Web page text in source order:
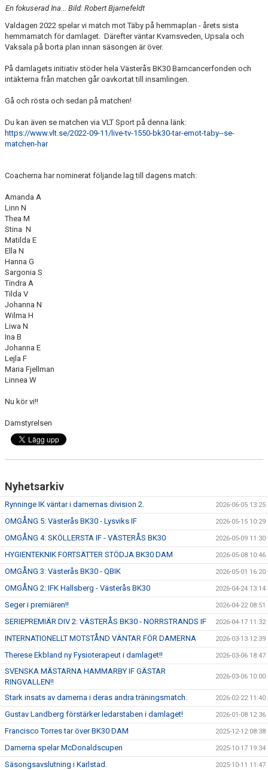
En fokuserad Ina... Bild: Robert Bjarnefeldt
Valdagen 2022 spelar vi match mot Täby på hemmaplan - årets sista
hemmamatch för damlaget. Därefter väntar Kvarnsveden, Upsala och
Vaksala på borta plan innan säsongen är över.
På damlagets initiativ stöder hela Västerås BK30 Barncancerfonden och
intäkterna från matchen går oavkortat till insamlingen.
Gå och rösta och sedan på matchen!
Du kan även se matchen via VLT Sport på denna länk:
https://www.vlt.se/2022-09-11/live-tv-1550-bk30-tar-emot-taby--se-
matchen-har
Coacherna har nominerat följande lag till dagens match:
Amanda A
Linn N
Thea M
Stina N
Matilda E
Ella N
Hanna G
Sargonia S
Tindra A
Tilda V
Johanna N
Wilma H
Liwa N
Ina B
Johanna E
Lejla F
Maria Fjellman
Linnea W
Nu kör vi!!
Damstyrelsen
Nyhetsarkiv
Rynninge IK väntar i damernas division 2. 2026-06-05 13:25
OMGÅNG 5: Västerås BK30 - Lysviks IF 2026-05-15 10:29
OMGÅNG 4: SKÖLLERSTA IF - VÄSTERÅS BK30 2026-05-09 11:30
HYGIENTEKNIK FORTSÄTTER STÖDJA BK30 DAM 2026-05-08 10:46
OMGÅNG 3: Västerås BK30 - QBIK 2026-05-01 16:20
OMGÅNG 2: IFK Hallsberg - Västerås BK30 2026-04-24 13:14
Seger i premiären!! 2026-04-22 08:51
SERIEPREMIÄR DIV 2: VÄSTERÅS BK30 - NORRSTRANDS IF 2026-04-17 11:32
INTERNATIONELLT MOTSTÅND VÄNTAR FÖR DAMERNA 2026-03-13 12:39
Therese Ekbland ny Fysioterapeut i damlaget!! 2026-03-06 18:47
SVENSKA MÄSTARNA HAMMARBY IF GÄSTAR
RINGVALLEN!!
2026-03-06 10:00
Stark insats av damerna i deras andra träningsmatch. 2026-02-22 11:40
Gustav Landberg förstärker ledarstaben i damlaget! 2026-01-08 12:36
Francisco Torres tar över BK30 DAM 2025-12-12 08:38
Damerna spelar McDonaldscupen 2025-10-17 19:34
Säsongsavslutning i Karlstad. 2025-10-11 11:47